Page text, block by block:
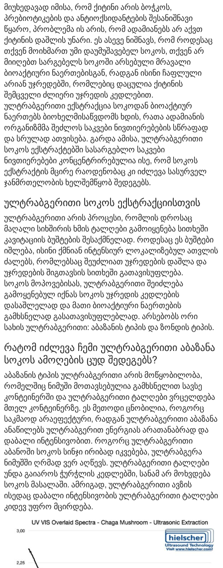
მიუხედავად იმისა, რომ ქიტინი არის ბოჭკოს,
პრებიოტიკების და ანტიოქსიდანტების შესანიშნავი
წყარო, პრობლემა ის არის, რომ ადამიანებს არ აქვთ
ქიტინის დაშლის უნარი. ეს ასევე ნიშნავს, რომ როდესაც
თქვენ მოიხმართ უმი დაუმუშავებელ სოკოს, თქვენ არ
მიიღებთ სარგებელს სოკოში არსებული მრავალი
ბიოაქტიური ნაერთებისგან, რადგან ისინი ჩაფლული
არიან უჯრედებში, რომლებიც დაცულია ქიტინის
შემცველი ძლიერი უჯრედის კედლებით.
ულტრაბგერითი ექსტრაქცია სოკოდან ბიოაქტიურ
ნაერთებს ბიოხელმისაწვდომს ხდის, რათა ადამიანის
ორგანიზმმა შეძლოს საკვები ნივთიერებების სწრაფად
და სრულად ათვისება. გარდა ამისა, ულტრაბგერითი
სოკოს ექსტრაქტებში სასარგებლო საკვები
ნივთიერებები კონცენტრირებულია ისე, რომ სოკოს
ექსტრაქტის მცირე რაოდენობაც კი იძლევა სასურველ
ჯანმრთელობის ხელშემწყობ შედეგებს.
ულტრაბგერითი სოკოს ექსტრაქციისთვის
ულტრაბგერითი არის პროცესი, რომლის დროსაც
მაღალი სიხშირის ხმის ტალღები გამოიყენება სითხეში
კავიტაციის ბუშტების შესაქმნელად. როდესაც ეს ბუშტები
იშლება, ისინი ქმნიან ინტენსიურ ლოკალიზებულ ათვლის
ძალებს, რომლებსაც შეუძლიათ უჯრედების დაშლა და
უჯრედების შიგთავსის სითხეში გათავისუფლება.
სოკოს მოპოვებისას, ულტრაბგერითი შეიძლება
გამოყენებულ იქნას სოკოს უჯრედის კედლების
დასაშლელად და მათი ბიოაქტიური ნაერთების
გამხსნელად გასათავისუფლებლად. არსებობს ორი
სახის ულტრაბგერითი: აბაზანის ტიპის და ზონდის ტიპის.
რატომ იძლევა ჩემი ულტრაბგერითი აბაზანა
სოკოს ამოღების ცუდ შედეგებს?
აბაზანის ტიპის ულტრაბგერითი არის მოწყობილობა,
რომელშიც ნიმუში მოთავსებულია გამხსნელით სავსე
კონტეინერში და ულტრაბგერითი ტალღები ვრცელდება
მთელ კონტეინერზე. ეს მეთოდი ცნობილია, როგორც
საკმაოდ არაეფექტური, რადგან ულტრაბგერითი აბაზანა
ანაწილებს ულტრაბგერით ენერგიას არათანაბრად და
დაბალი ინტენსივობით. როგორც ულტრაბგერითი
აბანოში სოკოს სინჯი ირიბად იკვებება, ულტრაბგერა
ნიმუშში ღრმად ვერ აღწევს. ულტრაბგერითი ტალღები
უნდა გაიაროს ჭურჭლის კედლებში, სანამ არ მოხვდება
სოკოს მასალაში. ამრიგად, ულტრაბგერითი ავზის
ისედაც დაბალი ინტენსივობის ულტრაბგერითი ტალღები
კიდევ უფრო მცირდება.